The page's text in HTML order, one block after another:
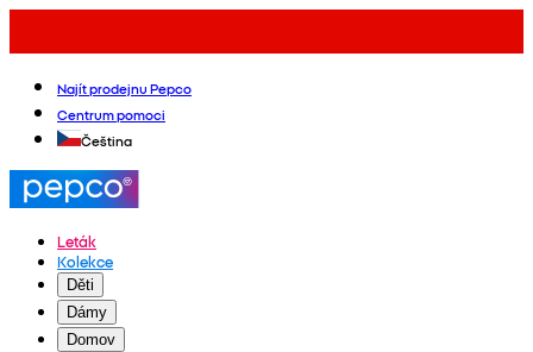
Najít prodejnu Pepco
Centrum pomoci
Čeština
Leták
Kolekce
Děti
Dámy
Domov